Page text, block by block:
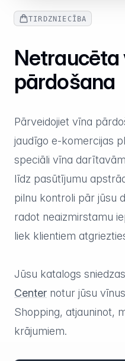
TIRDZNIECĪBA
Netraucēta
pārdošana
Pārveidojiet vīna
jaudīgo e-komercijas
speciāli vīna
līdz pasūtījumu
pilnu kontroli pār jūsu
radot neaizmirstamu
liek klientiem
Jūsu katalogs
Center notur jūsu
Shopping, atjauninot,
krājumiem.